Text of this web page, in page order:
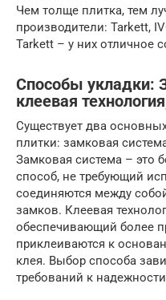
Чем толще плитка, тем
производители: Tarkett,
Tarkett – у них отличное
Способы укладки:
клеевая
Существует два
плитки: замковая
Замковая система – это
способ, не требующий
соединяются между
замков. Клеевая
обеспечивающий более
приклеиваются к
клея. Выбор способа
требований к